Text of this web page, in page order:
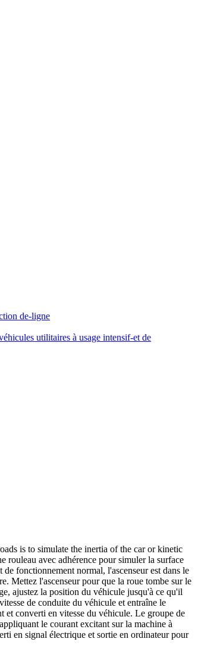
is to simulate the inertia of the car or kinetic
rouleau avec adhérence pour simuler la surface
fonctionnement normal, l'ascenseur est dans le
Mettez l'ascenseur pour que la roue tombe sur le
ajustez la position du véhicule jusqu'à ce qu'il
de conduite du véhicule et entraîne le
et converti en vitesse du véhicule. Le groupe de
le courant excitant sur la machine à
en signal électrique et sortie en ordinateur pour